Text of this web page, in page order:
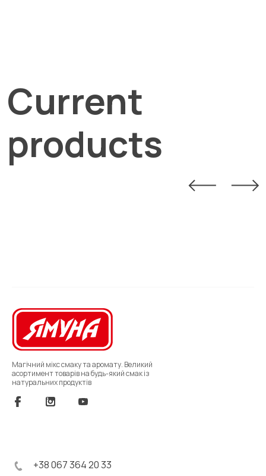
Current
products
Магічний мікс смаку та аромату. Великий
асортимент товарів на будь-який смак із
натуральних продуктів
+38 067 364 20 33